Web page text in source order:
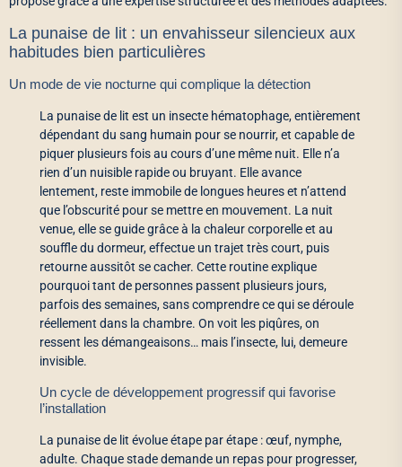
La punaise de lit : un envahisseur silencieux aux
habitudes bien particulières
Un mode de vie nocturne qui complique la détection
La punaise de lit est un insecte hématophage, entièrement
dépendant du sang humain pour se nourrir, et capable de
piquer plusieurs fois au cours d’une même nuit. Elle n’a
rien d’un nuisible rapide ou bruyant. Elle avance
lentement, reste immobile de longues heures et n’attend
que l’obscurité pour se mettre en mouvement. La nuit
venue, elle se guide grâce à la chaleur corporelle et au
souffle du dormeur, effectue un trajet très court, puis
retourne aussitôt se cacher. Cette routine explique
pourquoi tant de personnes passent plusieurs jours,
parfois des semaines, sans comprendre ce qui se déroule
réellement dans la chambre. On voit les piqûres, on
ressent les démangeaisons… mais l’insecte, lui, demeure
invisible.
Un cycle de développement progressif qui favorise
l’installation
La punaise de lit évolue étape par étape : œuf, nymphe,
adulte. Chaque stade demande un repas pour progresser,